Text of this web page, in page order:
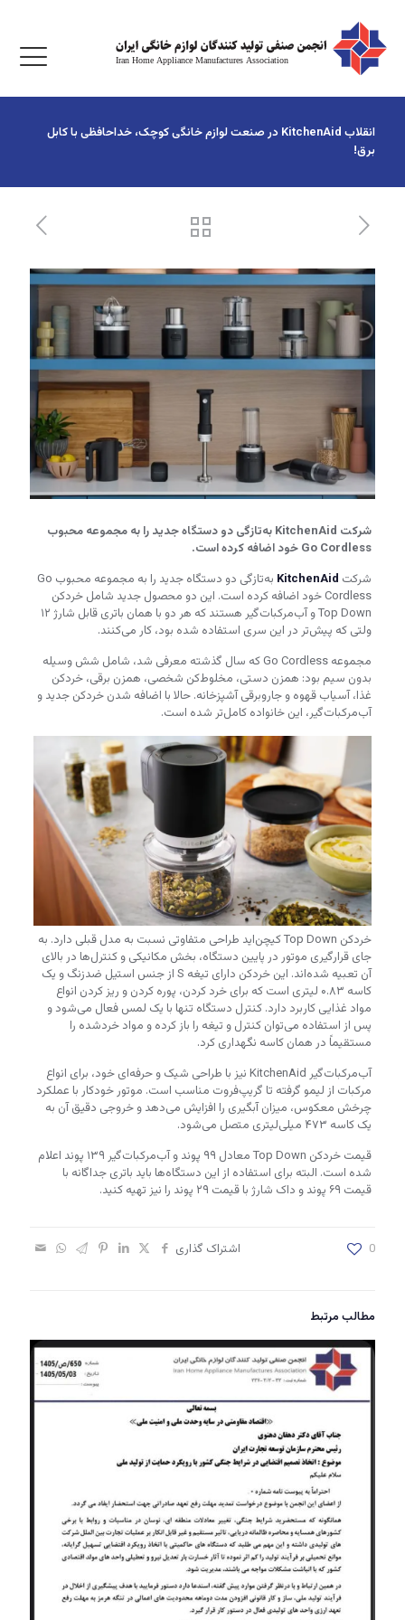
انقلاب KitchenAid در صنعت لوازم خانگی کوچک، خداحافظی با کابل
برق!
شرکت KitchenAid به‌تازگی دو دستگاه جدید را به مجموعه محبوب
Go Cordless خود اضافه کرده است.
شرکت KitchenAid
به‌تازگی دو دستگاه جدید را به مجموعه محبوب Go
Cordless خود اضافه کرده است. این دو محصول جدید شامل خردکن
Top Down و آب‌مرکبات‌گیر هستند که هر دو با همان باتری قابل شارژ ۱۲
ولتی که پیش‌تر در این سری استفاده شده بود، کار می‌کنند.
مجموعه Go Cordless که سال گذشته معرفی شد، شامل شش وسیله
بدون سیم بود: همزن دستی، مخلوط‌کن شخصی، همزن برقی، خردکن
غذا، آسیاب قهوه و جاروبرقی آشپزخانه. حالا با اضافه شدن خردکن جدید و
آب‌مرکبات‌گیر، این خانواده کامل‌تر شده است.
خردکن Top Down کیچن‌اید طراحی متفاوتی نسبت به مدل قبلی دارد. به
جای قرارگیری موتور در پایین دستگاه، بخش مکانیکی و کنترل‌ها در بالای
آن تعبیه شده‌اند. این خردکن دارای تیغه S از جنس استیل ضدزنگ و یک
کاسه ۰.۸۳ لیتری است که برای خرد کردن، پوره کردن و ریز کردن انواع
مواد غذایی کاربرد دارد. کنترل دستگاه تنها با یک لمس فعال می‌شود و
پس از استفاده می‌توان کنترل و تیغه را باز کرده و مواد خردشده را
مستقیماً در همان کاسه نگهداری کرد.
آب‌مرکبات‌گیر KitchenAid نیز با طراحی شیک و حرفه‌ای خود، برای انواع
مرکبات از لیمو گرفته تا گریپ‌فروت مناسب است. موتور خودکار با عملکرد
چرخش معکوس، میزان آبگیری را افزایش می‌دهد و خروجی دقیق آن به
یک کاسه ۴۷۳ میلی‌لیتری متصل می‌شود.
قیمت خردکن Top Down معادل ۹۹ پوند و آب‌مرکبات‌گیر ۱۳۹ پوند اعلام
شده است. البته برای استفاده از این دستگاه‌ها باید باتری جداگانه با
قیمت ۶۹ پوند و داک شارژ با قیمت ۲۹ پوند را نیز تهیه کنید.
اشتراک گذاری 0
مطالب مرتبط